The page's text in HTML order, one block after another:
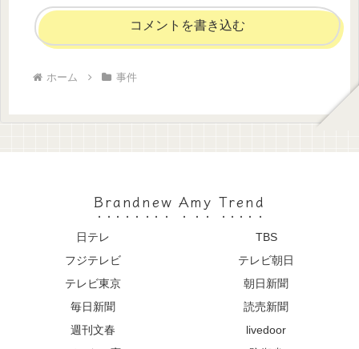
コメントを書き込む
ホーム 事件
Brandnew Amy Trend
日テレ
TBS
フジテレビ
テレビ朝日
テレビ東京
朝日新聞
毎日新聞
読売新聞
週刊文春
livedoor